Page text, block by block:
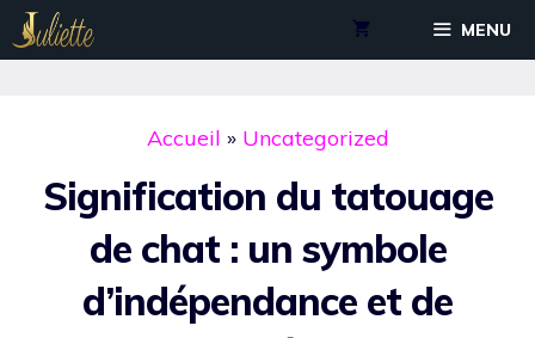
Aller
au
MENU
Accueil » Uncategorized
Signification du tatouage
de chat : un symbole
d’indépendance et de